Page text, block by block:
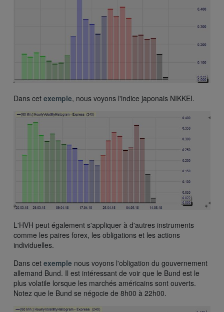
Dans cet exemple, nous voyons l'indice japonais NIKKEI.
L'HVH peut également s'appliquer à d'autres instruments
comme les paires forex, les obligations et les actions
individuelles.
Dans cet exemple nous voyons l'obligation du gouvernement
allemand Bund. Il est intéressant de voir que le Bund est le
plus volatile lorsque les marchés américains sont ouverts.
Notez que le Bund se négocie de 8h00 à 22h00.